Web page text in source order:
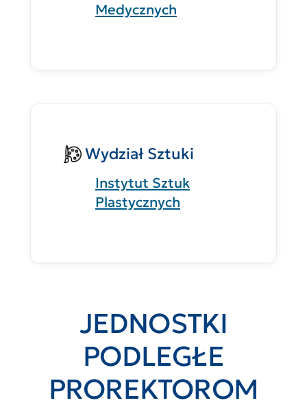
Medycznych
Wydział Sztuki
Instytut Sztuk
Plastycznych
JEDNOSTKI
PODLEGŁE
PROREKTOROM